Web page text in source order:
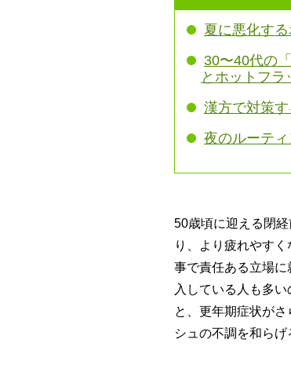
夏に悪化す
30〜40代の
とホットフラ
漢方で対策
夜のルーテ
50歳頃に迎える閉
り、より疲れやす
事で責任ある立場
入している人も多
と、更年期症状が
シュの不調を和らげ